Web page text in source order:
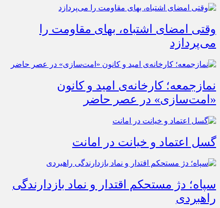
وقتی امضای اشتباه، بهای مقاومت را
می‌پردازد
نمازجمعه؛ کارخانه‌ی امید و کانون
«امت‌سازی» در عصر حاضر
گسل اعتماد و خیانت در امانت
سپاه؛ دژ مستحکم اقتدار و نماد بازدارندگی
راهبردی